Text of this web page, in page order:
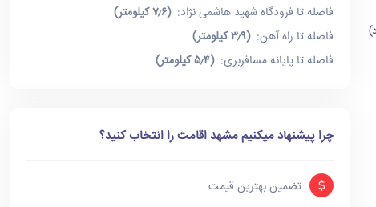
فاصله تا فرودگاه شهید هاشمی نژاد:(۷٫۶ کیلومتر)
فاصله تا راه آهن:(۳٫۹ کیلومتر)
فاصله تا پایانه مسافربری:(۵٫۴ کیلومتر)
چرا پیشنهاد میکنیم مشهد اقامت را انتخاب کنید؟
تضمین بهترین قیمت